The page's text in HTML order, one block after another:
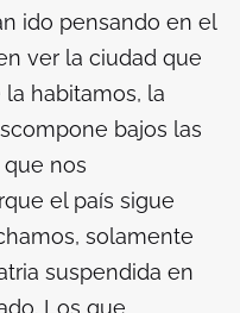
ido pensando en el
ver la ciudad que
habitamos, la
bajos las
nos
el país sigue
solamente
suspendida en
Los que